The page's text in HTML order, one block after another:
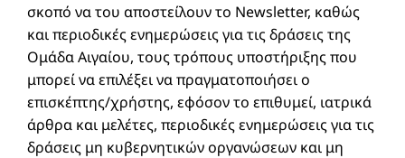
σκοπό να του αποστείλουν το Newsletter, καθώς
και περιοδικές ενημερώσεις για τις δράσεις της
Ομάδα Αιγαίου, τους τρόπους υποστήριξης που
μπορεί να επιλέξει να πραγματοποιήσει ο
επισκέπτης/χρήστης, εφόσον το επιθυμεί, ιατρικά
άρθρα και μελέτες, περιοδικές ενημερώσεις για τις
δράσεις μη κυβερνητικών οργανώσεων και μη